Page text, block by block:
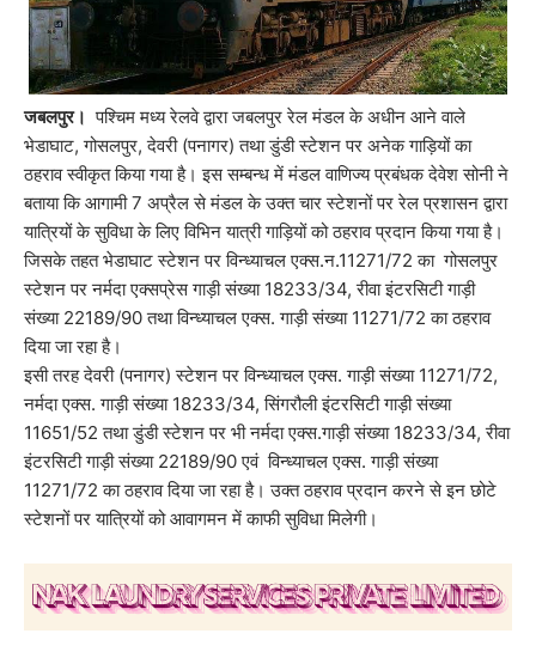
जबलपुर। पश्चिम मध्य रेलवे द्वारा जबलपुर रेल मंडल के अधीन आने वाले
भेडाघाट, गोसलपुर, देवरी (पनागर) तथा डुंडी स्टेशन पर अनेक गाड़ियों का
ठहराव स्वीकृत किया गया है। इस सम्बन्ध में मंडल वाणिज्य प्रबंधक देवेश सोनी ने
बताया कि आगामी 7 अप्रैल से मंडल के उक्त चार स्टेशनों पर रेल प्रशासन द्वारा
यात्रियों के सुविधा के लिए विभिन यात्री गाड़ियों को ठहराव प्रदान किया गया है।
जिसके तहत भेडाघाट स्टेशन पर विन्ध्याचल एक्स.न.11271/72 का गोसलपुर
स्टेशन पर नर्मदा एक्सप्रेस गाड़ी संख्या 18233/34, रीवा इंटरसिटी गाड़ी
संख्या 22189/90 तथा विन्ध्याचल एक्स. गाड़ी संख्या 11271/72 का ठहराव
दिया जा रहा है।
इसी तरह देवरी (पनागर) स्टेशन पर विन्ध्याचल एक्स. गाड़ी संख्या 11271/72,
नर्मदा एक्स. गाड़ी संख्या 18233/34, सिंगरौली इंटरसिटी गाड़ी संख्या
11651/52 तथा डुंडी स्टेशन पर भी नर्मदा एक्स.गाड़ी संख्या 18233/34, रीवा
इंटरसिटी गाड़ी संख्या 22189/90 एवं विन्ध्याचल एक्स. गाड़ी संख्या
11271/72 का ठहराव दिया जा रहा है। उक्त ठहराव प्रदान करने से इन छोटे
स्टेशनों पर यात्रियों को आवागमन में काफी सुविधा मिलेगी।